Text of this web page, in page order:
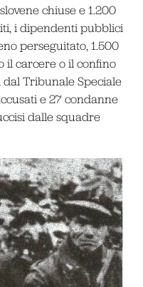
chiuse e 1.200
i dipendenti pubblici
perseguitato, 1.500
il carcere o il confino
Tribunale Speciale
e 27 condanne
dalle squadre